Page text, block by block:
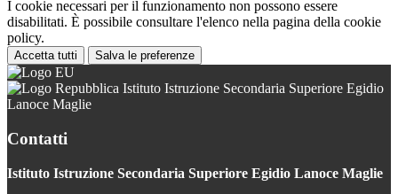
I cookie necessari per il funzionamento non possono essere
disabilitati. È possibile consultare l'elenco nella pagina della cookie
policy.
Accetta tutti Salva le preferenze
Istituto Istruzione Secondaria Superiore Egidio
Lanoce Maglie
Contatti
Istituto Istruzione Secondaria Superiore Egidio Lanoce Maglie